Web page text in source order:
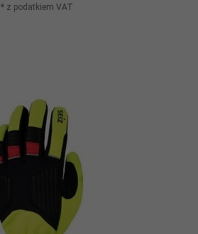
* z podatkiem VAT